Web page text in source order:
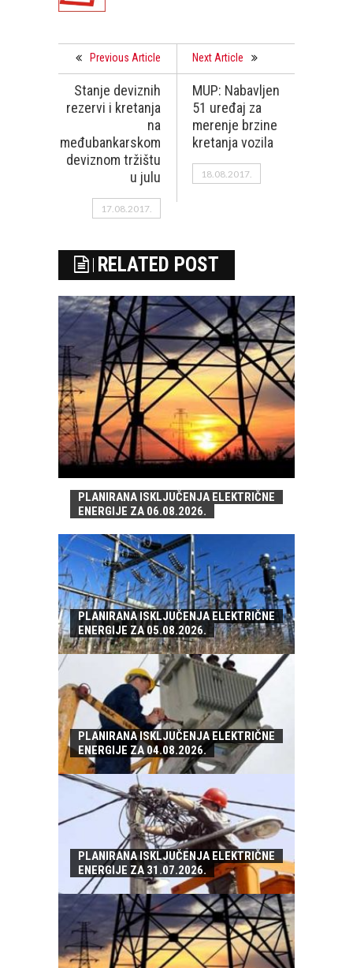
Previous Article
Stanje deviznih
rezervi i kretanja
na
međubankarskom
deviznom tržištu
u julu
17.08.2017.
Next Article
MUP: Nabavljen
51 uređaj za
merenje brzine
kretanja vozila
18.08.2017.
RELATED POST
PLANIRANA ISKLJUČENJA ELEKTRIČNE
ENERGIJE ZA 06.08.2026.
PLANIRANA ISKLJUČENJA ELEKTRIČNE
ENERGIJE ZA 05.08.2026.
PLANIRANA ISKLJUČENJA ELEKTRIČNE
ENERGIJE ZA 04.08.2026.
PLANIRANA ISKLJUČENJA ELEKTRIČNE
ENERGIJE ZA 31.07.2026.